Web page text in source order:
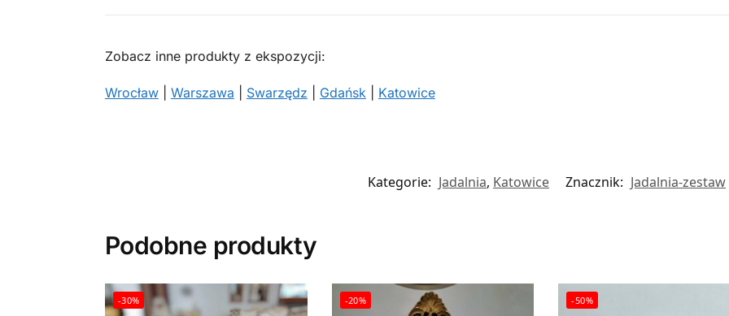
Zobacz inne produkty z ekspozycji:
Wrocław| Warszawa Swarzędz Gdańsk Katowice
Kategorie: Jadalnia, Katowice Znacznik: Jadalnia-zestaw
Podobne produkty
-30% -20% -50%